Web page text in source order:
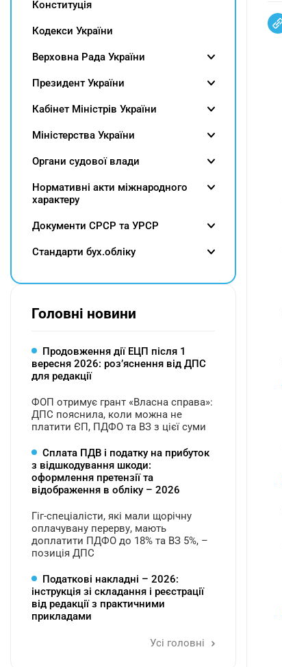
Конституція
Кодекси України
Верховна Рада України
Президент України
Кабінет Міністрів України
Міністерства України
Органи судової влади
Нормативні акти міжнародного
характеру
Документи СРСР та УРСР
Cтандарти бух.обліку
Головні новини
Продовження дії ЕЦП після 1
вересня 2026: розʼяснення від ДПС
для редакції
ФОП отримує грант «Власна справа»:
ДПС пояснила, коли можна не
платити ЄП, ПДФО та ВЗ з цієї суми
Сплата ПДВ і податку на прибуток
з відшкодування шкоди:
оформлення претензії та
відображення в обліку – 2026
Гіг-спеціалісти, які мали щорічну
оплачувану перерву, мають
доплатити ПДФО до 18% та ВЗ 5%, –
позиція ДПС
Податкові накладні – 2026:
інструкція зі складання і реєстрації
від редакції з практичними
прикладами
Усі головні